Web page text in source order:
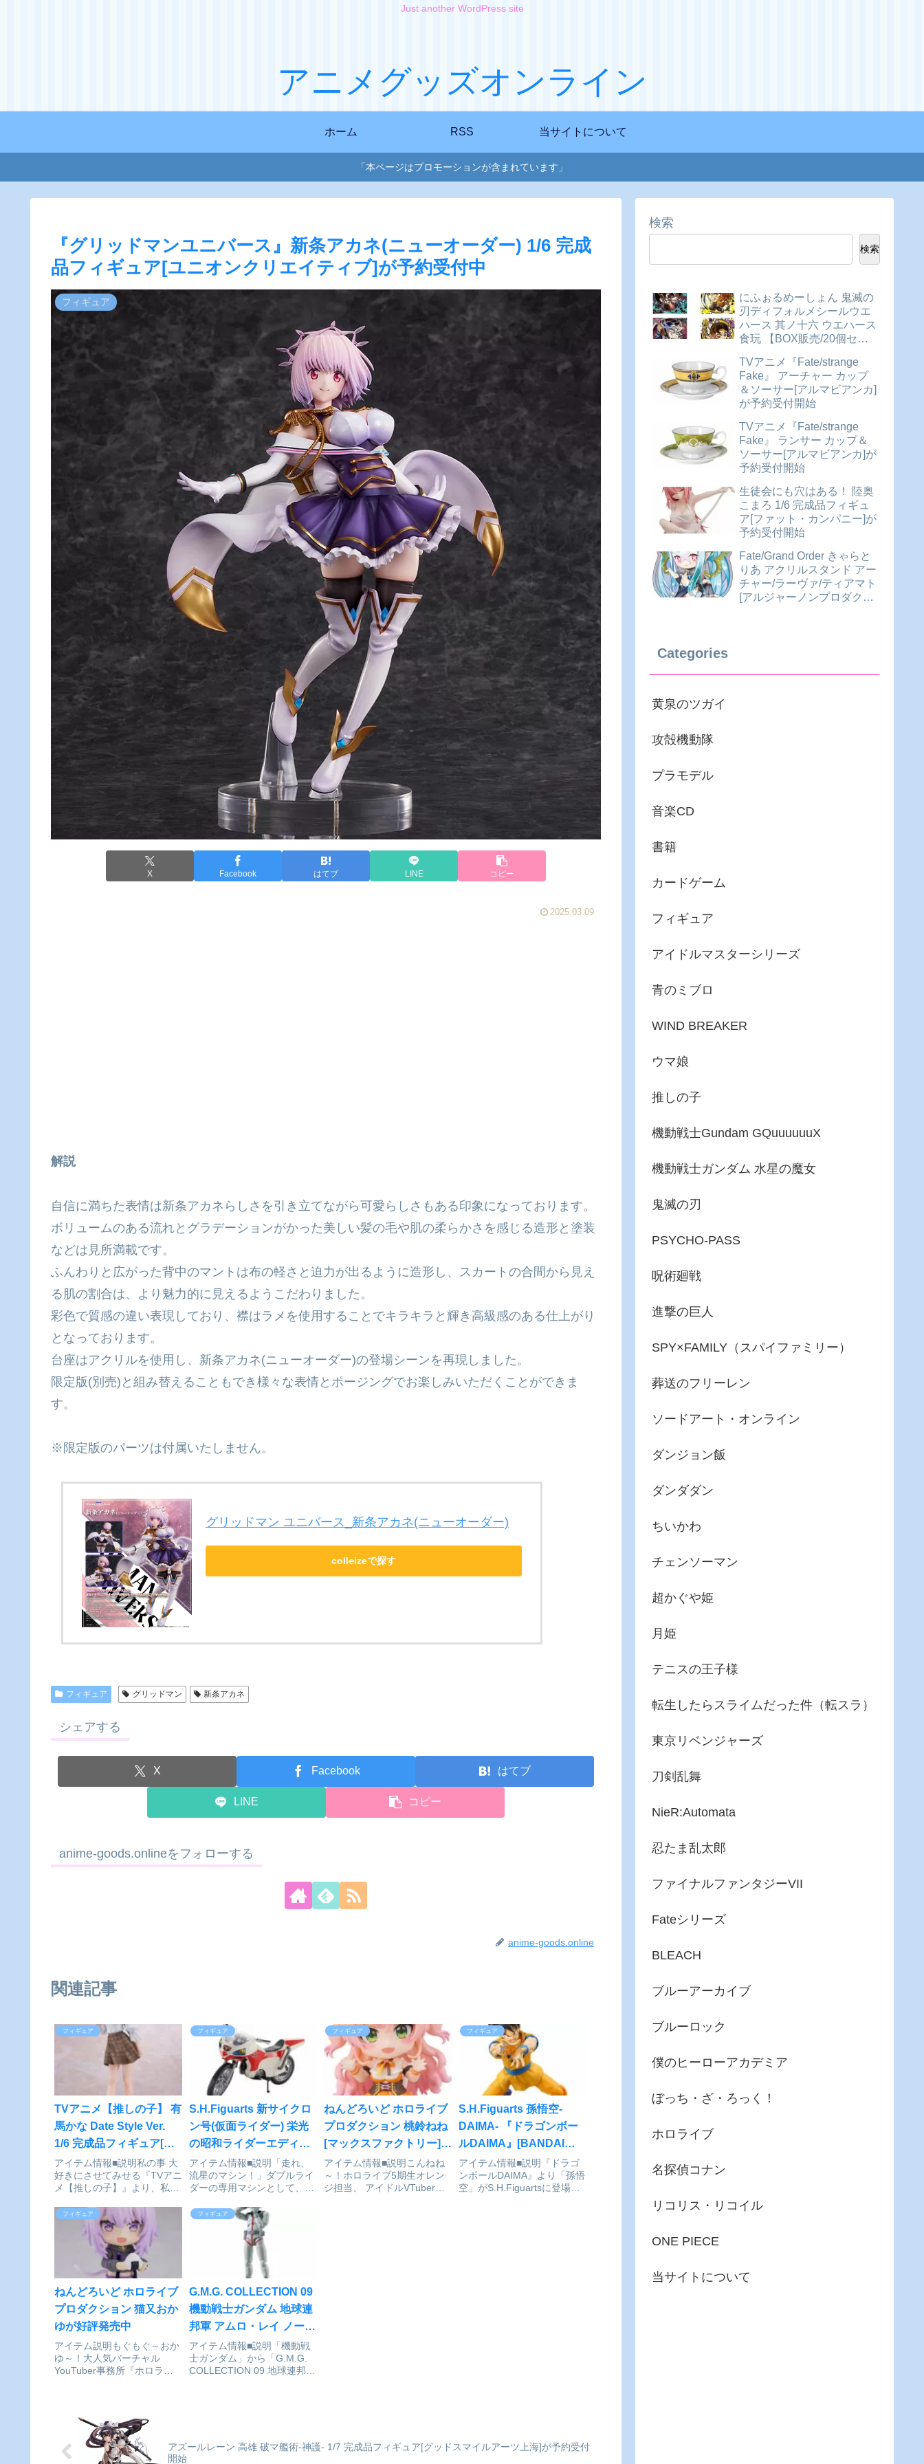
Just another WordPress site
アニメグッズオンライン
ホーム RSS 当サイトについて
「本ページはプロモーションが含まれています」
『グリッドマンユニバース』新条アカネ(ニューオーダー) 1/6 完成
品フィギュア[ユニオンクリエイティブ]が予約受付中
フィギュア
X Facebook はてブ LINE コピー
2025.03.09
解説
自信に満ちた表情は新条アカネらしさを引き立てながら可愛らしさもある印象になっております。
ボリュームのある流れとグラデーションがかった美しい髪の毛や肌の柔らかさを感じる造形と塗装
などは見所満載です。
ふんわりと広がった背中のマントは布の軽さと迫力が出るように造形し、スカートの合間から見え
る肌の割合は、より魅力的に見えるようこだわりました。
彩色で質感の違い表現しており、襟はラメを使用することでキラキラと輝き高級感のある仕上がり
となっております。
台座はアクリルを使用し、新条アカネ(ニューオーダー)の登場シーンを再現しました。
限定版(別売)と組み替えることもでき様々な表情とポージングでお楽しみいただくことができま
す。
※限定版のパーツは付属いたしません。
グリッドマン ユニバース_新条アカネ(ニューオーダー)
colleizeで探す
フィギュア グリッドマン 新条アカネ
シェアする
X Facebook はてブ
LINE コピー
anime-goods.onlineをフォローする
anime-goods.online
関連記事
フィギュア
TVアニメ【推しの子】 有
馬かな Date Style Ver.
1/6 完成品フィギュア[グ
ッドスマイルカンパニー]
が予約受付開始
アイテム情報■説明私の事 大
好きにさせてみせる『TVアニ
メ【推しの子】』より、私服
Style”シリーズでフィギュア
化。初秋を感じる装いに軽や
かに微笑む愛らしいビジュア
ルを、満足感のある1/6スケ
ールサイズで立体...
フィギュア
S.H.Figuarts 新サイクロ
ン号(仮面ライダー) 栄光
の昭和ライダーエディシ
ョン 『仮面ライダー』
[BANDAI SPIRITS]が予
約受付中
アイテム情報■説明「走れ、
流星のマシン！」ダブルライ
ダーの専用マシンとして、共
号」が、栄光の昭和ライダー
エディションとなって、
S.H.Figuartsにかえってく
る！「S.H.Figuarts 新サイク
ロン号」が、...
フィギュア
ねんどろいど ホロライブ
プロダクション 桃鈴ねね
[マックスファクトリー]が
予約受付開始
アイテム情報■説明こんねね
～！ホロライブ5期生オレン
ジ担当、 アイドルVTuberの
フィギュア
S.H.Figuarts 孫悟空-
DAIMA- 『ドラゴンボー
ルDAIMA』[BANDAI
SPIRITS]が予約受付開始
アイテム情報■説明『ドラゴ
ンボールDAIMA』より「孫悟
空」がS.H.Figuartsに登場。
フィギュア
ねんどろいど ホロライブ
プロダクション 猫又おか
ゆが好評発売中
アイテム説明もぐもぐ～おか
ゆ～！大人気バーチャル
YouTuber事務所『ホロライ
て登場です！交換用表情パー
ツは「通常顔」に加え、「誘
惑顔」と「泣き顔」をご用
意。オ...
フィギュア
G.M.G. COLLECTION 09
機動戦士ガンダム 地球連
邦軍 アムロ・レイ ノーマ
ルスーツVer. 可動フィギ
ュア[メガハウス]が予約受
付中
アイテム情報■説明「機動戦
士ガンダム」から「G.M.G.
COLLECTION 09 地球連邦軍
アズールレーン 高雄 破マ艦術-神護- 1/7 完成品フィギュア[グッドスマイルアーツ上海]が予約受付
開始
検索
検索
にふぉるめーしょん 鬼滅の
刃ディフォルメシールウエ
ハース 其ノ十六 ウエハース
食玩 【BOX販売/20個セッ
TVアニメ『Fate/strange
Fake』 アーチャー カップ
＆ソーサー[アルマビアンカ]
が予約受付開始
TVアニメ『Fate/strange
Fake』 ランサー カップ＆
ソーサー[アルマビアンカ]が
予約受付開始
生徒会にも穴はある！ 陸奥
こまろ 1/6 完成品フィギュ
ア[ファット・カンパニー]が
予約受付開始
Fate/Grand Order きゃらと
りあ アクリルスタンド アー
チャー/ラーヴァ/ティアマト
[アルジャーノンプロダクト]
Categories
黄泉のツガイ
攻殻機動隊
プラモデル
音楽CD
書籍
カードゲーム
フィギュア
アイドルマスターシリーズ
青のミブロ
WIND BREAKER
ウマ娘
推しの子
機動戦士Gundam GQuuuuuuX
機動戦士ガンダム 水星の魔女
鬼滅の刃
PSYCHO-PASS
呪術廻戦
進撃の巨人
SPY×FAMILY（スパイファミリー）
葬送のフリーレン
ソードアート・オンライン
ダンジョン飯
ダンダダン
ちいかわ
チェンソーマン
超かぐや姫
月姫
テニスの王子様
転生したらスライムだった件（転スラ）
東京リベンジャーズ
刀剣乱舞
NieR:Automata
忍たま乱太郎
ファイナルファンタジーVII
Fateシリーズ
BLEACH
ブルーアーカイブ
ブルーロック
僕のヒーローアカデミア
ぼっち・ざ・ろっく！
ホロライブ
名探偵コナン
リコリス・リコイル
ONE PIECE
当サイトについて